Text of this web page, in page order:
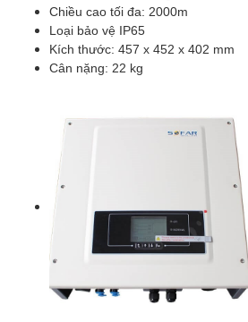
Chiều cao tối đa: 2000m
Loại bảo vệ IP65
Kích thước: 457 x 452 x 402 mm
Cân nặng: 22 kg